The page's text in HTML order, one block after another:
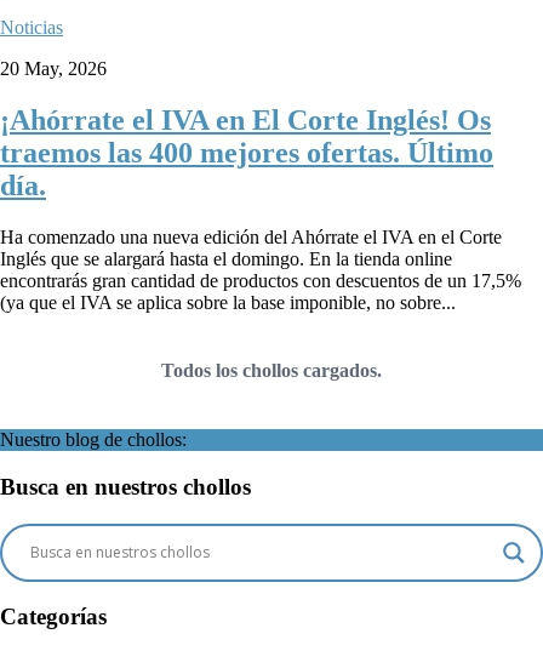
Noticias
20 May, 2026
¡Ahórrate el IVA en El Corte Inglés! Os
traemos las 400 mejores ofertas. Último
día.
Ha comenzado una nueva edición del Ahórrate el IVA en el Corte
Inglés que se alargará hasta el domingo. En la tienda online
encontrarás gran cantidad de productos con descuentos de un 17,5%
(ya que el IVA se aplica sobre la base imponible, no sobre...
Todos los chollos cargados.
Nuestro blog de chollos:
Busca en nuestros chollos
Categorías